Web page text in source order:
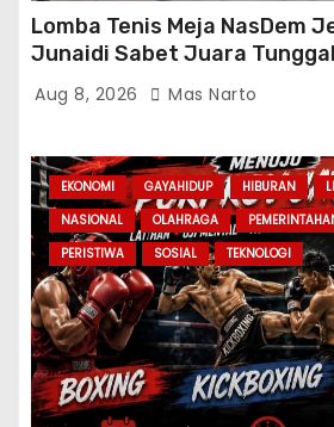
Lomba Tenis Meja NasDem
Junaidi Sabet Juara
Aug 8, 2026 Mas Narto
EKONOMI GAYAHIDUP HIBURAN
NASIONAL
OLAHRAGA
PERISTIWA
SOSIAL TEKNOLOGI